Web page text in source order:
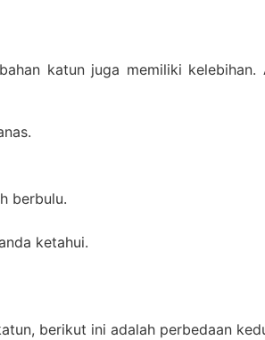
katun juga memiliki kelebihan.
berbulu.
ketahui.
berikut ini adalah perbedaan